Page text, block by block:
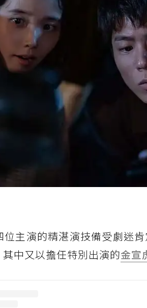
位主演的精湛演技備受劇迷
中又以擔任特別出演的金宣